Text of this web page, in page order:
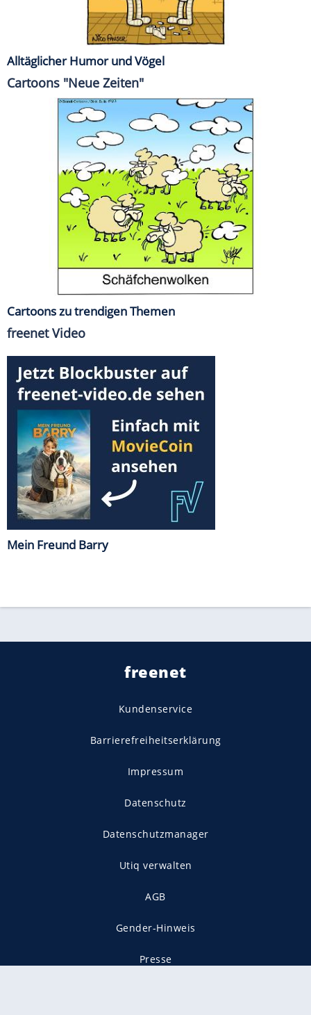
Alltäglicher Humor und Vögel
Cartoons "Neue Zeiten"
Cartoons zu trendigen Themen
freenet Video
Mein Freund Barry
freenet
Kundenservice
Barrierefreiheitserklärung
Impressum
Datenschutz
Datenschutzmanager
Utiq verwalten
AGB
Gender-Hinweis
Presse